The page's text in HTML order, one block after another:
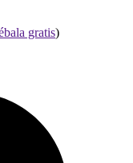
gratis)